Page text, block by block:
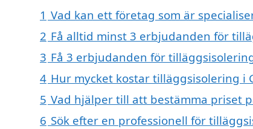
1 Vad kan ett företag som är
2 Få alltid minst 3 erbjudanden för
3 Få 3 erbjudanden för
4 Hur mycket kostar tilläggsisolering i
5 Vad hjälper till att bestämma priset
6 Sök efter en professionell för